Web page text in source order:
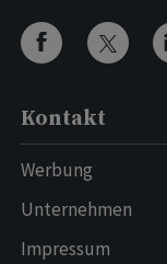
Kontakt
Werbung
Unternehmen
Impressum